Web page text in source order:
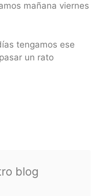
mañana viernes
tengamos ese
un rato
blog